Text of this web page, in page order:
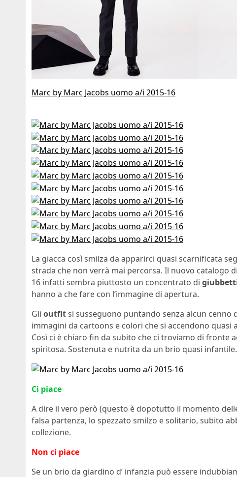
Marc by Marc Jacobs uomo a/i 2015-16
La giacca così smilza da apparirci quasi scarnificata
strada che non verrà mai percorsa. Il nuovo catalogo di
16 infatti sembra piuttosto un concentrato di
hanno a che fare con l’immagine di apertura.
Gli outfitsi susseguono puntando senza alcun cenno
immagini da cartoons e colori che si accendono quasi
Così ci è chiaro fin da subito che ci troviamo di fronte
spiritosa. Sostenuta e nutrita da un brio quasi infantile.
Ci piace
A dire il vero però (questo è dopotutto il momento
falsa partenza, lo spezzato smilzo e solitario, subito
collezione.
Non ci piace
Se un brio da giardino d’ infanzia può essere